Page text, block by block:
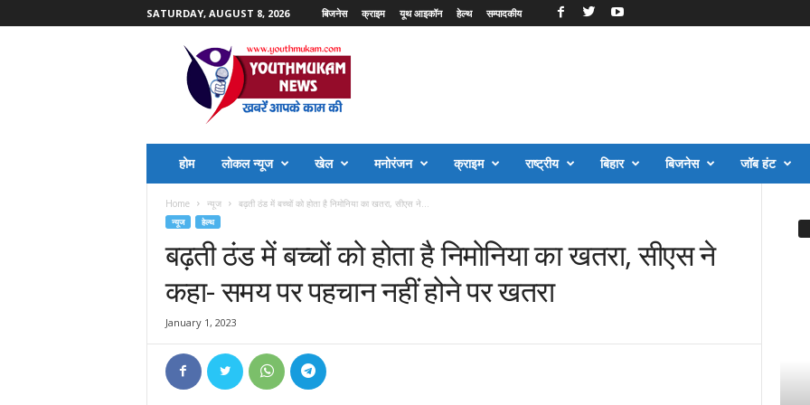
SATURDAY, AUGUST 8, 2026 बिजनेस क्राइम यूथ आइकॉन हेल्थ सम्पादकीय
होम लोकल न्यूज खेल मनोरंजन क्राइम राष्ट्रीय बिहार बिजनेस जॉब हंट
Home न्यूज बढ़ती ठंड में बच्चों को होता है निमोनिया का खतरा, सीएस ने...
न्यूज हेल्थ
बढ़ती ठंड में बच्चों को होता है निमोनिया का खतरा, सीएस ने
कहा- समय पर पहचान नहीं होने पर खतरा
January 1, 2023